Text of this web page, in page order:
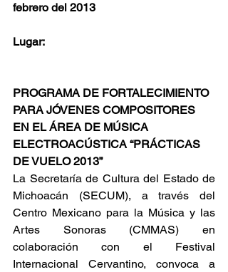
febrero del 2013
Lugar:
PROGRAMA DE FORTALECIMIENTO
PARA JÓVENES COMPOSITORES
EN EL ÁREA DE MÚSICA
ELECTROACÚSTICA “PRÁCTICAS
DE VUELO 2013”
La Secretaría de Cultura del Estado de
Michoacán (SECUM), a través del
Centro Mexicano para la Música y las
Artes Sonoras (CMMAS) en
colaboración con el Festival
Internacional Cervantino, convoca a